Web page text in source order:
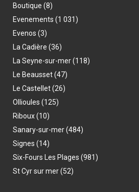
Boutique (8)
Evenements (1 031)
Evenos (3)
La Cadière (36)
La Seyne-sur-mer(118)
Le Beausset(47)
Le Castellet(26)
Ollioules (125)
Riboux(10)
Sanary-sur-mer(484)
Signes (14)
Six-Fours Les Plages (981)
St Cyr sur mer(52)